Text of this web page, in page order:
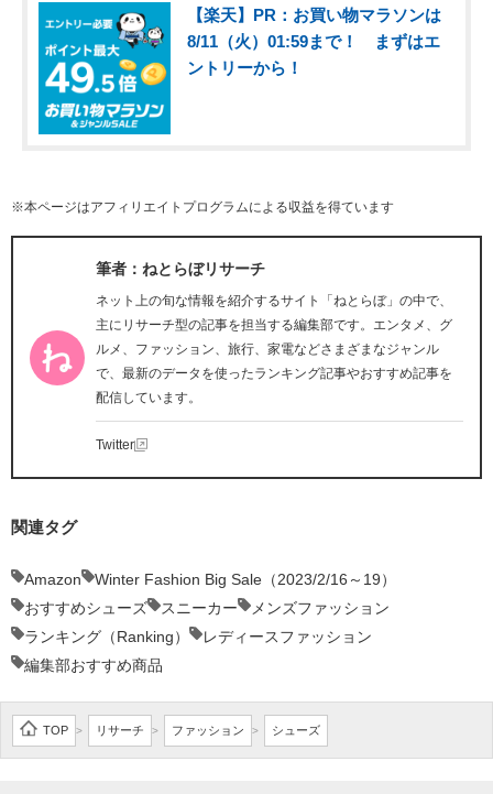
【楽天】PR：お買い物マラソンは
8/11（火）01:59まで！ まずはエ
ントリーから！
※本ページはアフィリエイトプログラムによる収益を得ています
筆者：ねとらぼリサーチ
ネット上の旬な情報を紹介するサイト「ねとらぼ」の中で、
主にリサーチ型の記事を担当する編集部です。エンタメ、グ
ルメ、ファッション、旅行、家電などさまざまなジャンル
で、最新のデータを使ったランキング記事やおすすめ記事を
配信しています。
Twitter
関連タグ
Amazon
Winter Fashion Big Sale（2023/2/16～19）
おすすめシューズ
スニーカー
メンズファッション
ランキング（Ranking）
レディースファッション
編集部おすすめ商品
TOP > リサーチ > ファッション > シューズ